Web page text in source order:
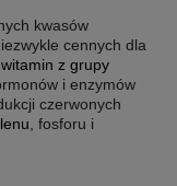
kwasów
cennych dla
witamin z grupy
i enzymów
czerwonych
, fosforu i